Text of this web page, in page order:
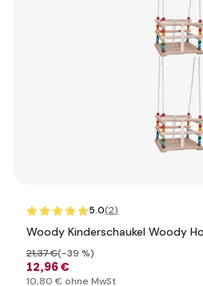
5.0(2)
Woody Kinderschaukel Woody
12,96 €
21,37 €(-39 %)
10,80 € ohne MwSt